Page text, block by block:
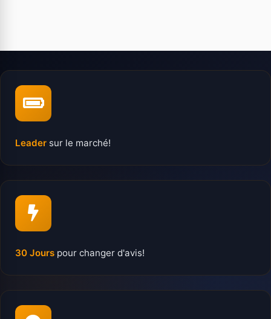
Leader sur le marché!
30 Jours pour changer d'avis!